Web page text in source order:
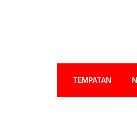
TEMPATAN